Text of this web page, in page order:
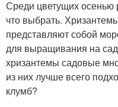
Среди цветущих осенью
что выбрать.
представляют собой
для выращивания на
хризантемы садовые
из них лучше всего
клумб?